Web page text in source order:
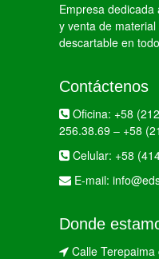
Empresa
y venta de
descartable en
Contáctenos
Oficina: +58
256.38.69 – +58
Celular: +58
E-mail:
Donde
Calle